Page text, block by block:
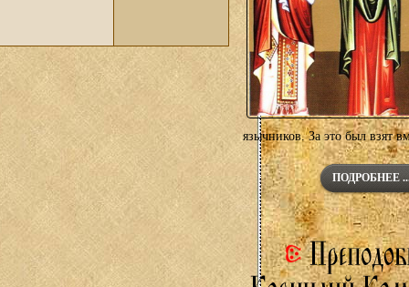
язычников. За это был взят
ПОДРОБНЕЕ